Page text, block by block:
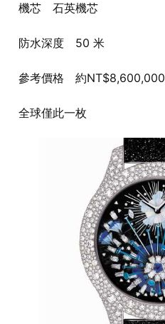
機芯 石英機芯
防水深度 50 米
參考價格 約NT$8,600,000
全球僅此一枚